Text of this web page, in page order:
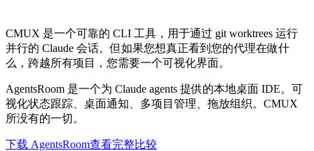
CMUX 是一个可靠的 CLI 工具，用于通过 git worktrees 运行
并行的 Claude 会话。但如果您想真正看到您的代理在做什
么，跨越所有项目，您需要一个可视化界面。
AgentsRoom 是一个为 Claude agents 提供的本地桌面 IDE。可
视化状态跟踪、桌面通知、多项目管理、拖放组织。CMUX
所没有的一切。
下载 AgentsRoom查看完整比较